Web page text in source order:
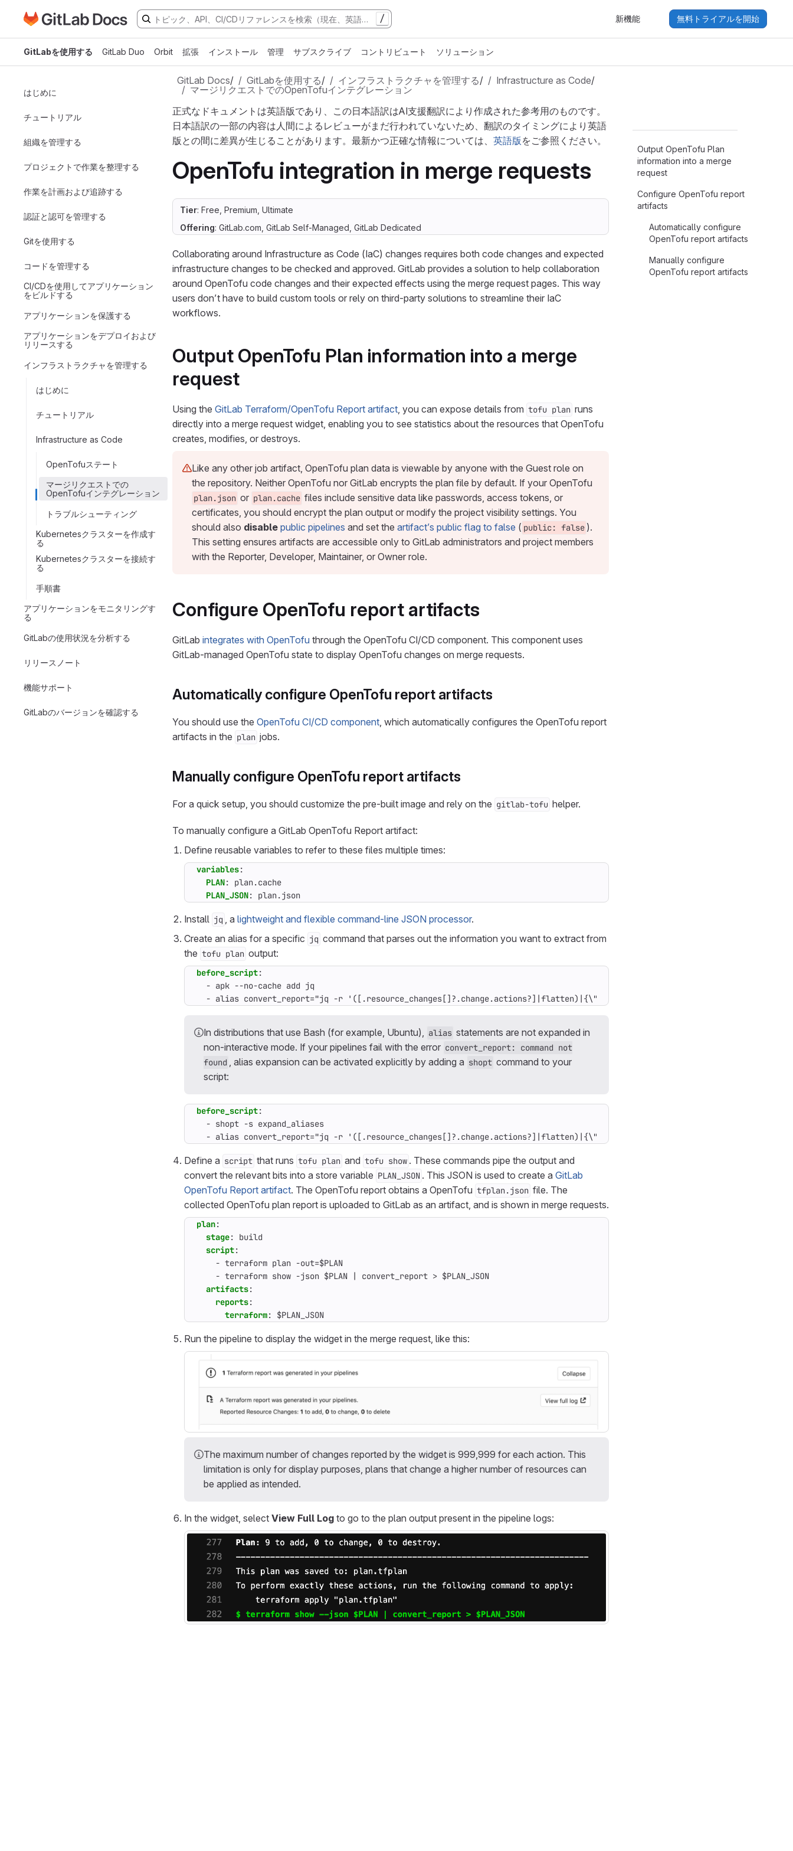
メインコンテンツにスキップ
GitLabドキュメントのホームページに移動 / 新機能 無料トライアルを開始
GitLabを使用する GitLab Duo Orbit 拡張 インストール 管理 サブスクライブ コントリビュート ソリューション
はじめに
チュートリアル
組織を管理する
プロジェクトで作業を整理する
作業を計画および追跡する
認証と認可を管理する
Gitを使用する
コードを管理する
CI/CDを使用してアプリケーション
をビルドする
アプリケーションを保護する
アプリケーションをデプロイおよび
リリースする
インフラストラクチャを管理する
はじめに
チュートリアル
Infrastructure as Code
OpenTofuステート
マージリクエストでの
OpenTofuインテグレーション
トラブルシューティング
Kubernetesクラスターを作成す
る
Kubernetesクラスターを接続す
る
手順書
アプリケーションをモニタリングす
る
GitLabの使用状況を分析する
リリースノート
機能サポート
GitLabのバージョンを確認する
GitLab Docs/ GitLabを使用する/ インフラストラクチャを管理する/ Infrastructure as Code/
マージリクエストでのOpenTofuインテグレーション
正式なドキュメントは英語版であり、この日本語訳はAI支援翻訳により作成された参考用のものです。
日本語訳の一部の内容は人間によるレビューがまだ行われていないため、翻訳のタイミングにより英語
版との間に差異が生じることがあります。最新かつ正確な情報については、 英語版 をご参照ください。
OpenTofu integration in merge requests
Tier: Free, Premium, Ultimate
Offering: GitLab.com, GitLab Self-Managed, GitLab Dedicated
Collaborating around Infrastructure as Code (IaC) changes requires both code changes and expected
infrastructure changes to be checked and approved. GitLab provides a solution to help collaboration
around OpenTofu code changes and their expected effects using the merge request pages. This way
users don’t have to build custom tools or rely on third-party solutions to streamline their IaC
workflows.
Output OpenTofu Plan information into a merge
request
Using the GitLab Terraform/OpenTofu Report artifact, you can expose details from tofu plan runs
directly into a merge request widget, enabling you to see statistics about the resources that OpenTofu
creates, modifies, or destroys.
Like any other job artifact, OpenTofu plan data is viewable by anyone with the Guest role on
the repository. Neither OpenTofu nor GitLab encrypts the plan file by default. If your OpenTofu
plan.json or plan.cache files include sensitive data like passwords, access tokens, or
certificates, you should encrypt the plan output or modify the project visibility settings. You
should also disable public pipelines and set the artifact’s public flag to false ( public: false ).
This setting ensures artifacts are accessible only to GitLab administrators and project members
with the Reporter, Developer, Maintainer, or Owner role.
Configure OpenTofu report artifacts
GitLab integrates with OpenTofu through the OpenTofu CI/CD component. This component uses
GitLab-managed OpenTofu state to display OpenTofu changes on merge requests.
Automatically configure OpenTofu report artifacts
You should use the OpenTofu CI/CD component, which automatically configures the OpenTofu report
artifacts in the plan jobs.
Manually configure OpenTofu report artifacts
For a quick setup, you should customize the pre-built image and rely on the gitlab-tofu helper.
To manually configure a GitLab OpenTofu Report artifact:
Define reusable variables to refer to these files multiple times:
variables:
PLAN:
plan.cache
PLAN_JSON: plan.json
Install jq , a lightweight and flexible command-line JSON processor.
Create an alias for a specific jq command that parses out the information you want to extract from
the tofu plan output:
before_script:
- apk --no-cache add jq
- alias convert_report="jq -r
In distributions that use Bash (for example, Ubuntu), alias statements are not expanded in
non-interactive mode. If your pipelines fail with the error convert_report: command not
found , alias expansion can be activated explicitly by adding a shopt command to your
script:
before_script:
- shopt -s expand_aliases
- alias convert_report="jq -r
Define a script that runs tofu plan and tofu show . These commands pipe the output and
convert the relevant bits into a store variable PLAN_JSON . This JSON is used to create a GitLab
OpenTofu Report artifact. The OpenTofu report obtains a OpenTofu tfplan.json file. The
collected OpenTofu plan report is uploaded to GitLab as an artifact, and is shown in merge requests.
plan:
stage:
build
script:
- terraform plan -out=$PLAN
- terraform show -json $PLAN | convert_report > $PLAN_JSON
artifacts:
reports:
terraform: $PLAN_JSON
Run the pipeline to display the widget in the merge request, like this:
The maximum number of changes reported by the widget is 999,999 for each action. This
limitation is only for display purposes, plans that change a higher number of resources can
be applied as intended.
In the widget, select View Full Log to go to the plan output present in the pipeline logs:
Output OpenTofu Plan
information into a merge
request
Configure OpenTofu report
artifacts
Automatically configure
OpenTofu report artifacts
Manually configure
OpenTofu report artifacts